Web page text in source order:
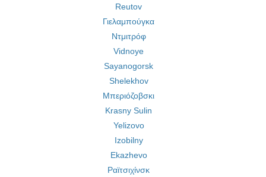
Reutov
Γιελαμπούγκα
Ντμιτρόφ
Vidnoye
Sayanogorsk
Shelekhov
Μπεριόζοβσκι
Krasny Sulin
Yelizovo
Izobilny
Ekazhevo
Ραϊτσιχίνσκ